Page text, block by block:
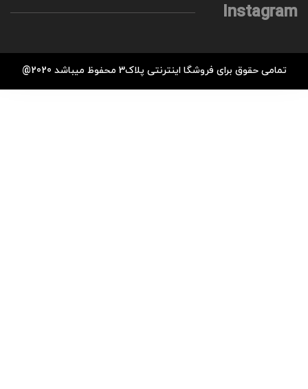
Instagram
تمامی حقوق برای فروشگا اینترنتی پلاک3 محفوظ میباشد 2020@